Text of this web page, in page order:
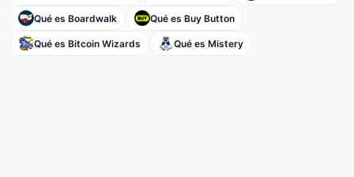
Qué es Boardwalk Qué es Buy Button
Qué es Bitcoin Wizards Qué es Mistery